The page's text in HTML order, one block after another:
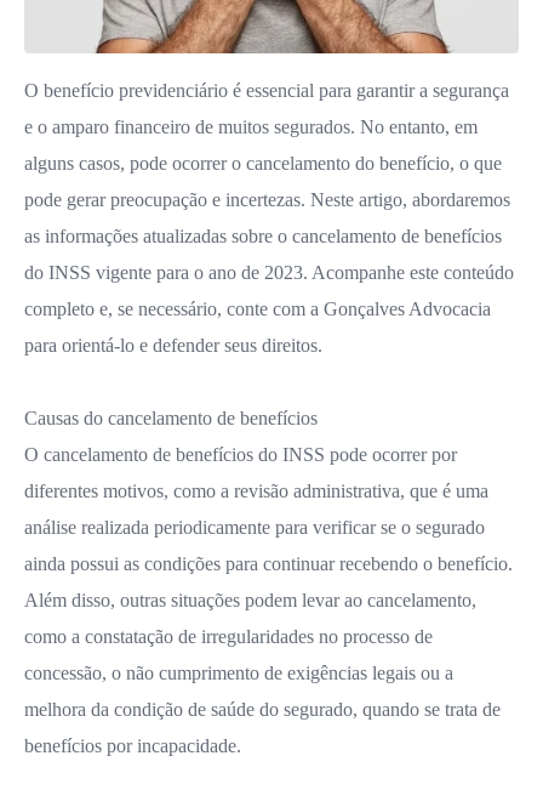
O benefício previdenciário é essencial para garantir a segurança
e o amparo financeiro de muitos segurados. No entanto, em
alguns casos, pode ocorrer o cancelamento do benefício, o que
pode gerar preocupação e incertezas. Neste artigo, abordaremos
as informações atualizadas sobre o cancelamento de benefícios
do INSS vigente para o ano de 2023. Acompanhe este conteúdo
completo e, se necessário, conte com a Gonçalves Advocacia
para orientá-lo e defender seus direitos.
Causas do cancelamento de benefícios
O cancelamento de benefícios do INSS pode ocorrer por
diferentes motivos, como a revisão administrativa, que é uma
análise realizada periodicamente para verificar se o segurado
ainda possui as condições para continuar recebendo o benefício.
Além disso, outras situações podem levar ao cancelamento,
como a constatação de irregularidades no processo de
concessão, o não cumprimento de exigências legais ou a
melhora da condição de saúde do segurado, quando se trata de
benefícios por incapacidade.